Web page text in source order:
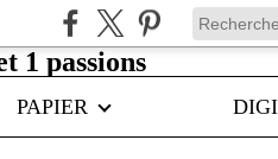
PAPIER